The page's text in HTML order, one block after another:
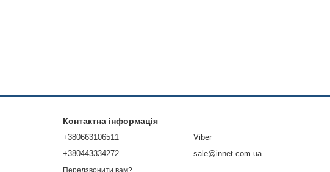
Контактна інформація
+380663106511
+380443334272
Передзвонити вам?
Viber
sale@innet.com.ua